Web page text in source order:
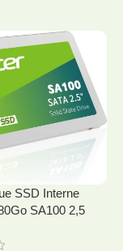
SSD Interne
SA100 2,5